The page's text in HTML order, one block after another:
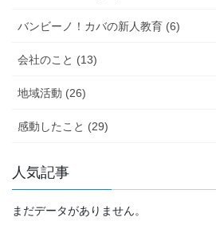
バンビーノ！カバの新人教育 (6)
会社のこと (13)
地域活動 (26)
感動したこと (29)
人気記事
まだデータがありません。